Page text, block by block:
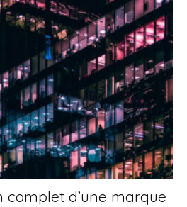
complet d’une marque